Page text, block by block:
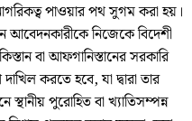
পাওয়ার পথ সুগম করা হয়।
আবেদনকারীকে নিজেকে বিদেশী
বা আফগানিস্তানের সরকারি
করতে হবে, যা দ্বারা তার
পুরোহিত বা খ্যাতিসম্পন্ন